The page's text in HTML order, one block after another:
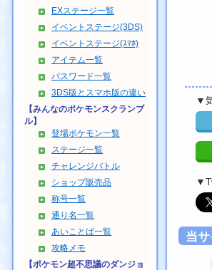
EXステージ一覧
イベントステージ(3DS)
イベントステージ(ｽﾏﾎ)
アイテム一覧
パスワード一覧
3DS版とスマホ版の違い
【みんなのポケモンスクランブ
ル】
登場ポケモン一覧
ステージ一覧
チャレンジバトル
ショップ販売品
称号一覧
通り名一覧
あいことば一覧
攻略メモ
【ポケモン超不思議のダンジョ
▼
当